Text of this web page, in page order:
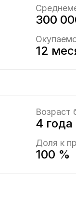
300
12
Возраст
4 года
Доля к
100 %